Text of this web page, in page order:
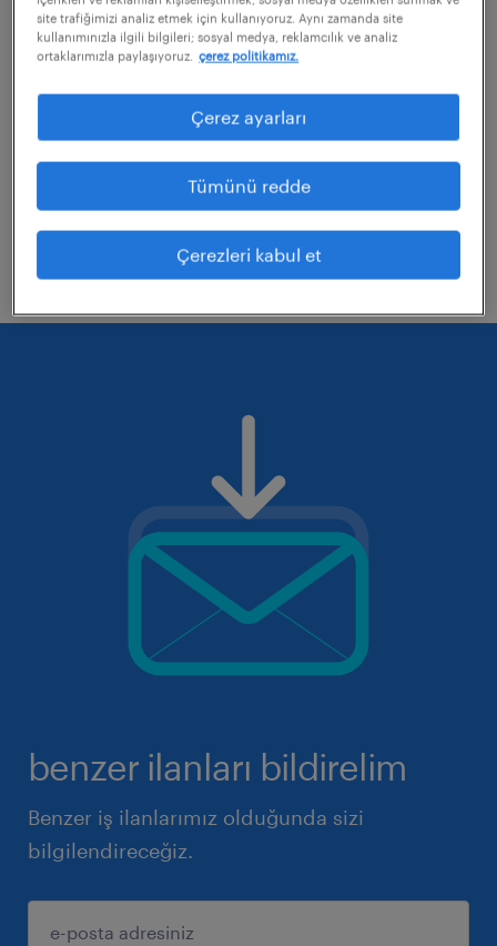
uyguladığınız bazı filtreleri kaldırmayı
değerlendirebilirsiniz
Aramanıza uzmanlık alanlarını düzelterek
tekrar deneyin.
Belirli bir konumdaki işleri mi aradınız?
Mesafeyi genişletmeyi düşünün.
benzer ilanları bildirelim
Benzer iş ilanlarımız olduğunda sizi
bilgilendireceğiz.
site trafiğimizi analiz etmek için kullanıyoruz. Aynı zamanda site
kullanımınızla ilgili bilgileri; sosyal medya, reklamcılık ve analiz
ortaklarımızla paylaşıyoruz. çerez politikamız.
Çerez ayarları
Tümünü redde
Çerezleri kabul et